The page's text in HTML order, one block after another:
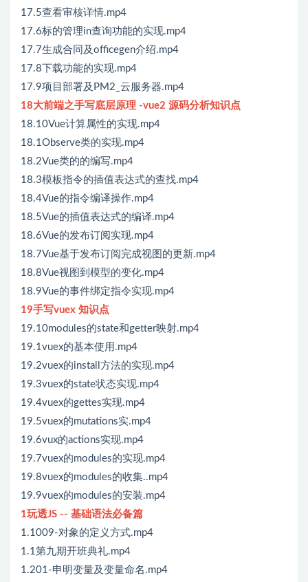
17.5查看审核详情.mp4
17.6标的管理in查询功能的实现.mp4
17.7生成合同及officegen介绍.mp4
17.8下载功能的实现.mp4
17.9项目部署及PM2_云服务器.mp4
18大前端之手写底层原理 -vue2 源码分析知识点
18.10Vue计算属性的实现.mp4
18.1Observe类的实现.mp4
18.2Vue类的的编写.mp4
18.3模板指令的插值表达式的查找.mp4
18.4Vue的指令编译操作.mp4
18.5Vue的插值表达式的编译.mp4
18.6Vue的发布订阅实现.mp4
18.7Vue基于发布订阅完成视图的更新.mp4
18.8Vue视图到模型的变化.mp4
18.9Vue的事件绑定指令实现.mp4
19手写vuex 知识点
19.10modules的state和getter映射.mp4
19.1vuex的基本使用.mp4
19.2vuex的install方法的实现.mp4
19.3vuex的state状态实现.mp4
19.4vuex的gettes实现.mp4
19.5vuex的mutations实.mp4
19.6vux的actions实现.mp4
19.7vuex的modules的实现.mp4
19.8vuex的modules的收集..mp4
19.9vuex的modules的安装.mp4
1玩透JS -- 基础语法必备篇
1.1009-对象的定义方式.mp4
1.1第九期开班典礼.mp4
1.201-申明变量及变量命名.mp4